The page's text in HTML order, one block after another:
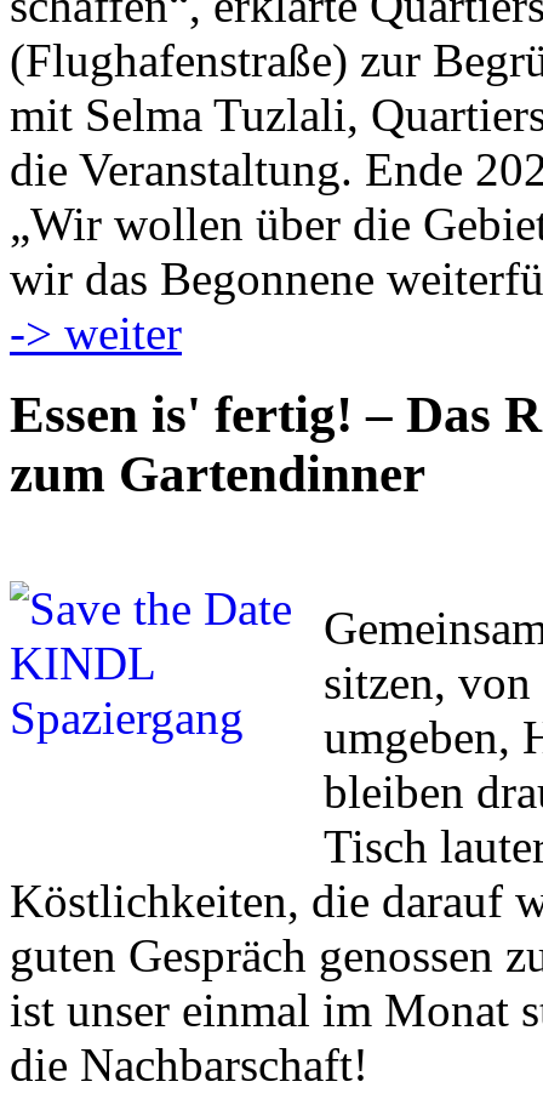
(Flughafenstraße) zur
mit Selma Tuzlali,
die Veranstaltung. Ende
„Wir wollen über die
wir das Begonnene
-> weiter
Essen is' fertig! – Das
zum Gartendinner
sitzen, von
umgeben,
bleiben
Tisch
Köstlichkeiten, die darauf
guten Gespräch genossen
ist unser einmal im Monat
die Nachbarschaft!